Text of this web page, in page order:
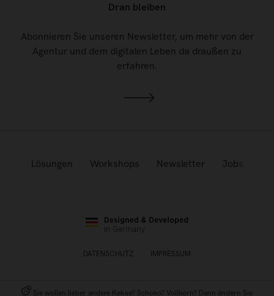
Dran bleiben
Abonnieren Sie unseren Newsletter, um mehr von der
Agentur und dem digitalen Leben da draußen zu
erfahren.
Lösungen Workshops Newsletter Jobs
DATENSCHUTZ IMPRESSUM
Sie wollen lieber andere Kekse? Schoko? Vollkorn? Dann ändern Sie